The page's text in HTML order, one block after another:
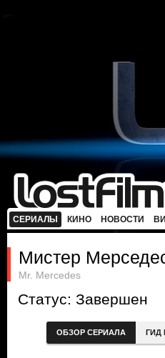
СЕРИАЛЫ КИНО НОВОСТИ
Мистер
Mr. Mercedes
Статус: Завершен
ОБЗОР СЕРИАЛА ГИД